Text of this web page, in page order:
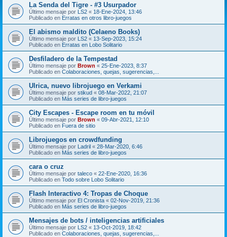
La Senda del Tigre - #3 Usurpador
Último mensaje por LS2 « 18-Ene-2024, 13:46
Publicado en Erratas en otros libro-juegos
El abismo maldito (Celaeno Books)
Último mensaje por LS2 « 13-Sep-2023, 15:24
Publicado en Erratas en Lobo Solitario
Desfiladero de la Tempestad
Último mensaje por Brown « 25-Ene-2023, 8:37
Publicado en Colaboraciones, quejas, sugerencias,...
Ulrica, nuevo librojuego en Verkami
Último mensaje por stikud « 08-Mar-2022, 21:07
Publicado en Más series de libro-juegos
City Escapes - Escape room en tu móvil
Último mensaje por Brown « 09-Abr-2021, 12:10
Publicado en Fuera de sitio
Librojuegos en crowdfunding
Último mensaje por Ladril « 28-Mar-2020, 6:46
Publicado en Más series de libro-juegos
cara o cruz
Último mensaje por taleco « 22-Ene-2020, 16:36
Publicado en Todo sobre Lobo Solitario
Flash Interactivo 4: Tropas de Choque
Último mensaje por El Cronista « 02-Nov-2019, 21:36
Publicado en Más series de libro-juegos
Mensajes de bots / inteligencias artificiales
Último mensaje por LS2 « 13-Oct-2019, 18:42
Publicado en Colaboraciones, quejas, sugerencias,...